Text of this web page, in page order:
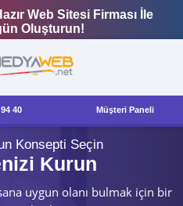
Web Sitesi Firması İle
Oluşturun!
40 Müşteri Paneli
Konsepti Seçin
Kurun
uygun olanı bulmak için bir